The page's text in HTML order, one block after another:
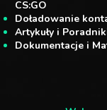
CS:GO
Doładowanie
Artykuły i
Dokumentacje i